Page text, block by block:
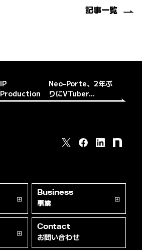
記事一覧
IP
Production
Neo-Porte、2年ぶ
りにVTuber...
Business
事業
Contact
お問い合わせ